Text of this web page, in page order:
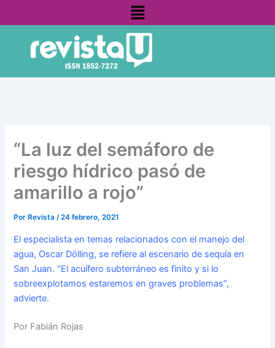
Menú
“La luz del semáforo de
riesgo hídrico pasó de
amarillo a rojo”
Por Revista/24 febrero, 2021
El especialista en temas relacionados con el manejo del
agua, Oscar Dölling, se refiere al escenario de sequía en
San Juan. “El acuífero subterráneo es finito y si lo
sobreexplotamos estaremos en graves problemas”,
advierte.
Por Fabián Rojas